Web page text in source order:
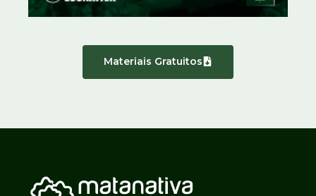
Materiais Gratuitos